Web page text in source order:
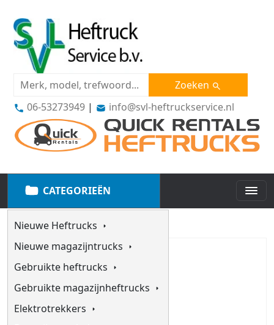
Zoeken
06-53273949 | info@svl-heftruckservice.nl
CATEGORIEËN
Nieuwe Heftrucks
Nieuwe magazijntrucks
Gebruikte heftrucks
Gebruikte magazijnheftrucks
Elektrotrekkers